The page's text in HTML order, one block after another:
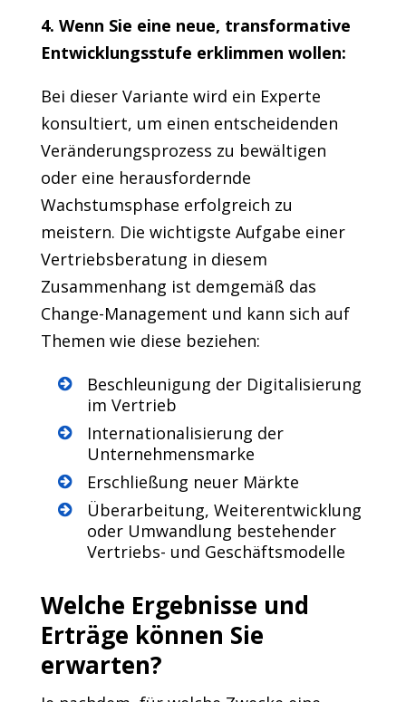
4. Wenn Sie eine neue, transformative
Entwicklungsstufe erklimmen wollen:
Bei dieser Variante wird ein Experte
konsultiert, um einen entscheidenden
Veränderungsprozess zu bewältigen
oder eine herausfordernde
Wachstumsphase erfolgreich zu
meistern. Die wichtigste Aufgabe einer
Vertriebsberatung in diesem
Zusammenhang ist demgemäß das
Change-Management und kann sich auf
Themen wie diese beziehen:
Beschleunigung der Digitalisierung
im Vertrieb
Internationalisierung der
Unternehmensmarke
Erschließung neuer Märkte
Überarbeitung, Weiterentwicklung
oder Umwandlung bestehender
Vertriebs- und Geschäftsmodelle
Welche Ergebnisse und
Erträge können Sie
erwarten?